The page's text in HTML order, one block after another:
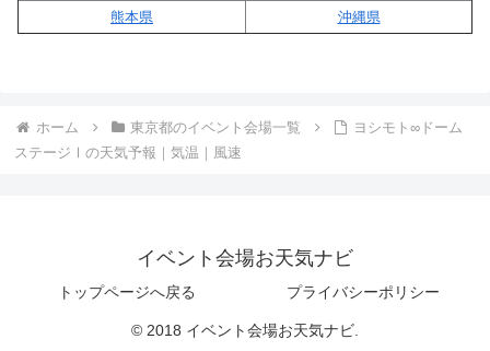
熊本県
沖縄県
ホーム 東京都のイベント会場一覧
ヨシモト∞ドーム
ステージⅠの天気予報｜気温｜風速
イベント会場お天気ナビ
トップページへ戻る プライバシーポリシー
© 2018 イベント会場お天気ナビ.